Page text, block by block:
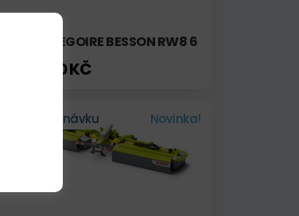
PLUH GREGOIRE BESSON RW8 6
1 655,00 KČ
Na objednávku Novinka!